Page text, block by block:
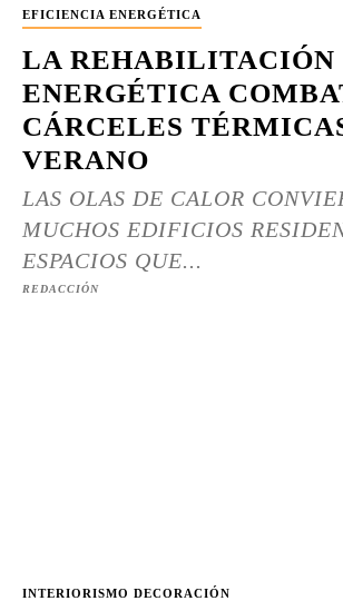
EFICIENCIA ENERGÉTICA
LA REHABILITACIÓN
ENERGÉTICA
CÁRCELES
VERANO
LAS OLAS DE CALOR
MUCHOS EDIFICIOS
ESPACIOS QUE...
REDACCIÓN
INTERIORISMO DECORACIÓN